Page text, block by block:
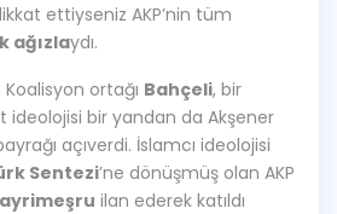
ettiyseniz AKP’nin tüm
ağızlaydı.
ortağı Bahçeli, bir
bir yandan da Akşener
açıverdi. İslamcı ideolojisi
Sentezi’ne dönüşmüş olan AKP
ilan ederek katıldı